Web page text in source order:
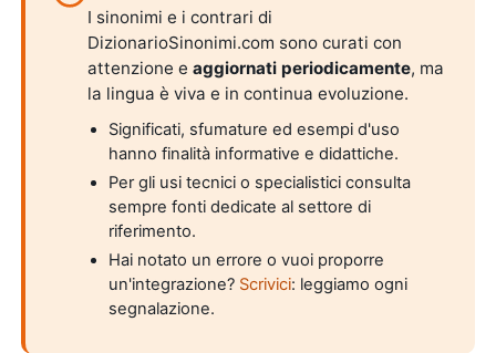
I sinonimi e i contrari di
DizionarioSinonimi.com sono curati con
attenzione eaggiornati periodicamente, ma
la lingua è viva e in continua evoluzione.
Significati, sfumature ed esempi d'uso
hanno finalità informative e didattiche.
Per gli usi tecnici o specialistici consulta
sempre fonti dedicate al settore di
riferimento.
Hai notato un errore o vuoi proporre
un'integrazione? Scrivici: leggiamo ogni
segnalazione.